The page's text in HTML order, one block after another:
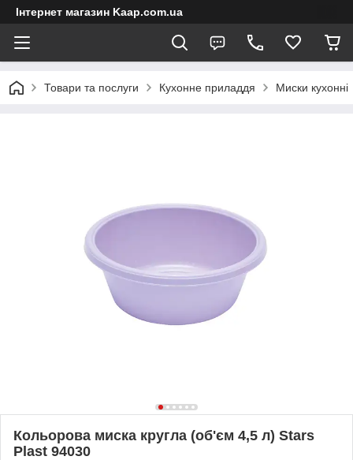
Інтернет магазин Kaap.com.ua
Товари та послуги Кухонне приладдя Миски кухонні
Кольорова миска кругла (об'єм 4,5 л) Stars
Plast 94030